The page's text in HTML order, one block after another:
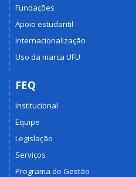
Fundações
Apoio estudantil
Internacionalização
Uso da marca UFU
FEQ
Institucional
Equipe
Legislação
Serviços
Programa de Gestão